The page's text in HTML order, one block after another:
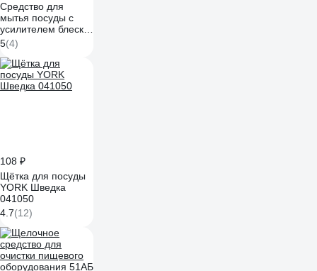
Средство для
мытья посуды с
усилителем блеска
KIEHL Johannes KG
Spül-Blitz green
концентрат 1 л
j555901
5(4)
108 ₽
Щётка для посуды
YORK Шведка
041050
4.7(12)